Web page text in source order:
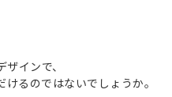
インで、
るのではないでしょうか。